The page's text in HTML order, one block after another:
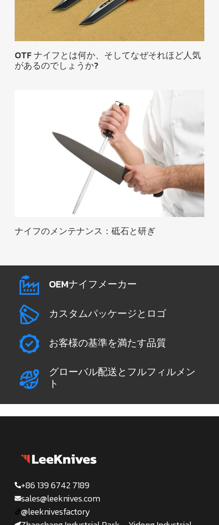
OTF ナイフとは何か、そしてなぜそれほど人気
があるのでしょうか?
ナイフのメンテナンス：砥石と研ぎ
OEMナイフメーカー
カスタムパッケージとロゴ
お客様の基準を満たす品質
グローバル配送とフルフィルメン
ト
+86 139 6742 7189
sales@leeknives.com
@leeknivesfactory